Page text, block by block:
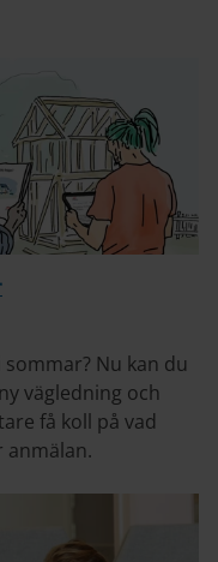
Nu kan du
vägledning och
få koll på vad
anmälan.